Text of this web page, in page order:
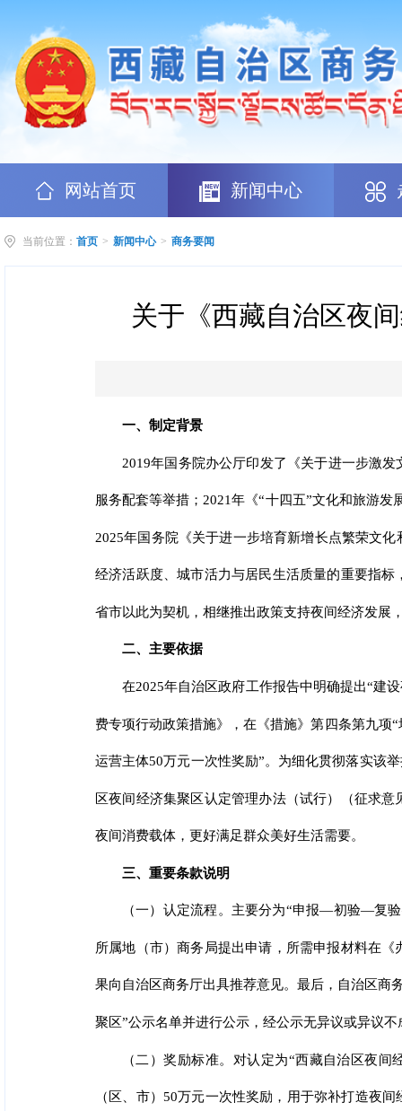
网站首页 新闻中心
当前位置： 首页 > 新闻中心 > 商务要闻
关于《西藏自治区夜
一、制定背景
2019年国务院办公厅印发了《关于进一步激
服务配套等举措；2021年《“十四五”文化和旅游
2025年国务院《关于进一步培育新增长点繁荣文
经济活跃度、城市活力与居民生活质量的重要指
省市以此为契机，相继推出政策支持夜间经济发展
二、主要依据
在2025年自治区政府工作报告中明确提出“建
费专项行动政策措施》，在《措施》第四条第九项
运营主体50万元一次性奖励”。为细化贯彻落实该
区夜间经济集聚区认定管理办法（试行）（征求
夜间消费载体，更好满足群众美好生活需要。
三、重要条款说明
（一）认定流程。主要分为“申报—初验—复
所属地（市）商务局提出申请，所需申报材料在
果向自治区商务厅出具推荐意见。最后，自治区商
聚区”公示名单并进行公示，经公示无异议或异议
（二）奖励标准。对认定为“西藏自治区夜
（区、市）50万元一次性奖励，用于弥补打造夜